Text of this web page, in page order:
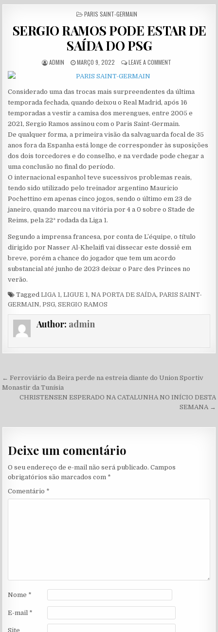
POSTED IN
PARIS SAINT-GERMAIN
SERGIO RAMOS PODE ESTAR DE
SAÍDA DO PSG
AUTHOR:
ADMIN PUBLISHED DATE:
MARÇO 9, 2022 LEAVE A COMMENT
Considerado uma das trocas mais surpreendentes da última
temporada fechada, quando deixou o Real Madrid, após 16
temporadas a vestir a camisa dos merengues, entre 2005 e
2021, Sergio Ramos assinou com o Paris Saint-Germain.
De qualquer forma, a primeira visão da salvaguarda focal de 35
anos fora da Espanha está longe de corresponder às suposições
dos dois torcedores e do conselho, e na verdade pode chegar a
uma conclusão no final do período.
O internacional espanhol teve sucessivos problemas reais,
tendo sido utilizado pelo treinador argentino Mauricio
Pochettino em apenas cinco jogos, sendo o último em 23 de
janeiro, quando marcou na vitória por 4 a 0 sobre o Stade de
Reims, pela 22ª rodada da Liga 1.
Segundo a imprensa francesa, por conta de L’équipe, o título
dirigido por Nasser Al-Khelaifi vai dissecar este dossiê em
breve, porém a chance do jogador que tem um acordo
substancial até junho de 2023 deixar o Parc des Princes no
verão.
TaggedLIGA 1,LIGUE 1,NA PORTA DE SAÍDA,PARIS SAINT-
GERMAIN,PSG,SERGIO RAMOS
Author: admin
Navegação de Post
← Ferroviário da Beira perde na estreia diante do Union Sportiv
Monastir da Tunísia
CHRISTENSEN ESPERADO NA CATALUNHA NO INÍCIO DESTA
SEMANA →
Deixe um comentário
O seu endereço de e-mail não será publicado. Campos
obrigatórios são marcados com *
Comentário *
Nome *
E-mail *
Site